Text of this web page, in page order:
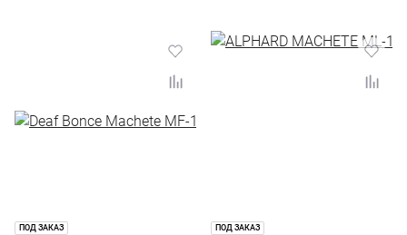
ПОД ЗАКАЗ ПОД ЗАКАЗ